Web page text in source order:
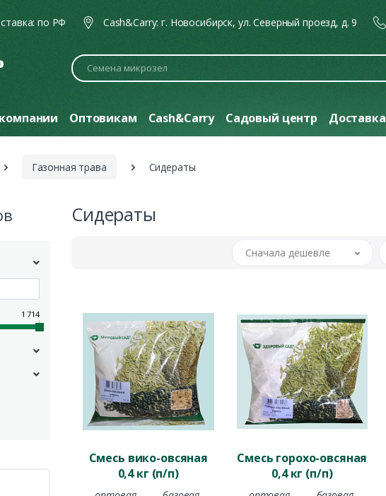
по РФ Cash&Carry: г. Новосибирск, ул. Северный проезд, д. 9
Поиск
Оптовикам Cash&Carry Садовый центр Доставка
Газонная трава Сидераты
Сидераты
Сначала дешевле
Смесь вико-овсяная
0,4 кг (п/п)
Смесь горохо-овсяная
0,4 кг (п/п)
1 714